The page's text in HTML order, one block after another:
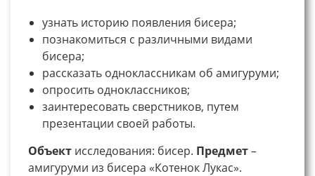
узнать историю появления бисера;
познакомиться с различными видами
бисера;
рассказать одноклассникам об амигуруми;
опросить одноклассников;
заинтересовать сверстников, путем
презентации своей работы.
Объект исследования: бисер. Предмет–
амигуруми из бисера «Котенок Лукас».